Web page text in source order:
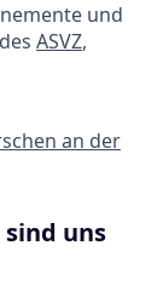
und
ASVZ,
an der
uns